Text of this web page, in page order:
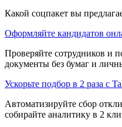
Какой соцпакет вы
Оформляйте кандидатов
Проверяйте сотрудников и
документы без бумаг и
Ускорьте подбор в 2 раза с
Автоматизируйте сбор
собирайте аналитику в 2